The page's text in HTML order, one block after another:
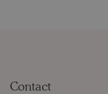
Contact